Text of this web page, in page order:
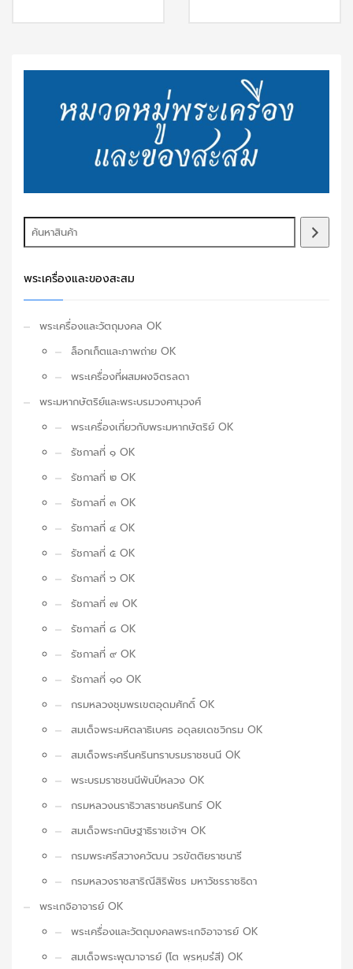
พระเครื่องและของสะสม
พระเครื่องและวัตถุมงคล OK
ล็อกเก็ตและภาพถ่าย OK
พระเครื่องที่ผสมผงจิตรลดา
พระมหากษัตริย์และพระบรมวงศานุวงศ์
พระเครื่องเกี่ยวกับพระมหากษัตริย์ OK
รัชกาลที่ ๑ OK
รัชกาลที่ ๒ OK
รัชกาลที่ ๓ OK
รัชกาลที่ ๔ OK
รัชกาลที่ ๕ OK
รัชกาลที่ ๖ OK
รัชกาลที่ ๗ OK
รัชกาลที่ ๘ OK
รัชกาลที่ ๙ OK
รัชกาลที่ ๑๐ OK
กรมหลวงชุมพรเขตอุดมศักดิ์ OK
สมเด็จพระมหิตลาธิเบศร อดุลยเดชวิกรม OK
สมเด็จพระศรีนครินทราบรมราชชนนี OK
พระบรมราชชนนีพันปีหลวง OK
กรมหลวงนราธิวาสราชนครินทร์ OK
สมเด็จพระกนิษฐาธิราชเจ้าฯ OK
กรมพระศรีสวางควัฒน วรขัตติยราชนารี
กรมหลวงราชสาริณีสิริพัชร มหาวัชรราชธิดา
พระเกจิอาจารย์ OK
พระเครื่องและวัตถุมงคลพระเกจิอาจารย์ OK
สมเด็จพระพุฒาจารย์ (โต พฺรหฺมรํสี) OK